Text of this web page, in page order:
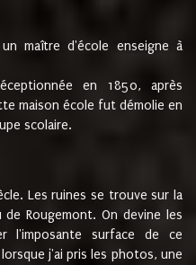
maître d'école enseigne à
en 1850, après
maison école fut démolie en
scolaire.
Les ruines se trouve sur la
Rougemont. On devine les
l'imposante surface de ce
j'ai pris les photos, une